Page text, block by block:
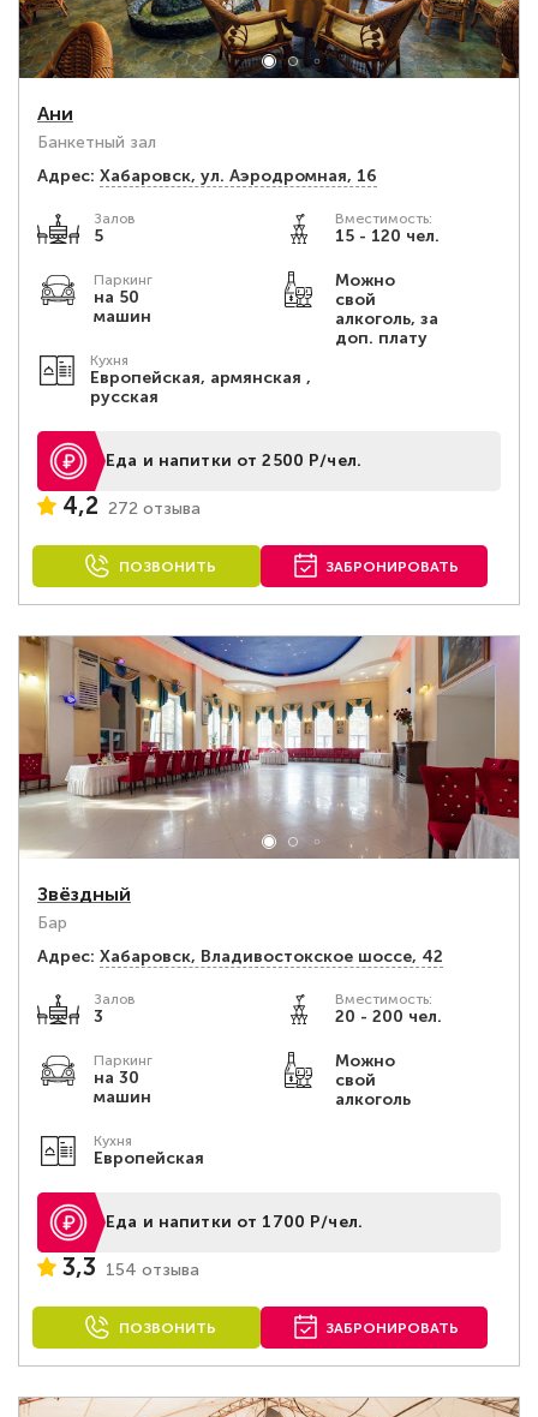
Ани
Банкетный зал
Адрес: Хабаровск, ул. Аэродромная, 16
Залов
5
Вместимость:
15 - 120 чел.
Паркинг
на 50
машин
Можно
свой
алкоголь, за
доп. плату
Кухня
Европейская, армянская ,
русская
Еда и напитки от 2500 Р/чел.
4,2 272 отзыва
ПОЗВОНИТЬ ЗАБРОНИРОВАТЬ
Звёздный
Бар
Адрес: Хабаровск, Владивостокское шоссе, 42
Залов
3
Вместимость:
20 - 200 чел.
Паркинг
на 30
машин
Можно
свой
алкоголь
Кухня
Европейская
Еда и напитки от 1700 Р/чел.
3,3 154 отзыва
ПОЗВОНИТЬ ЗАБРОНИРОВАТЬ